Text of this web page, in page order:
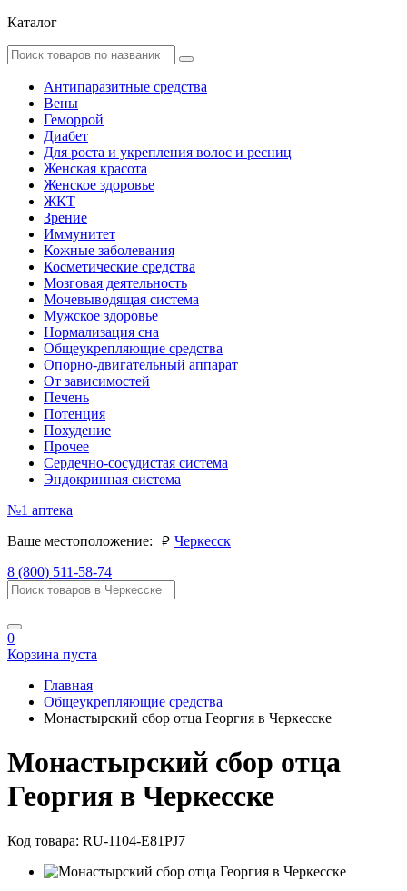
Каталог
Антипаразитные средства
Вены
Геморрой
Диабет
Для роста и укрепления волос и ресниц
Женская красота
Женское здоровье
ЖКТ
Зрение
Иммунитет
Кожные заболевания
Косметические средства
Мозговая деятельность
Мочевыводящая система
Мужское здоровье
Нормализация сна
Общеукрепляющие средства
Опорно-двигательный аппарат
От зависимостей
Печень
Потенция
Похудение
Прочее
Сердечно-сосудистая система
Эндокринная система
№1 аптека
Ваше местоположение:
руб. Черкесск
8 (800) 511-58-74
0
Корзина пуста
Главная
Общеукрепляющие средства
Монастырский сбор отца Георгия в Черкесске
Монастырский сбор отца
Георгия в Черкесске
Код товара: RU-1104-E81PJ7